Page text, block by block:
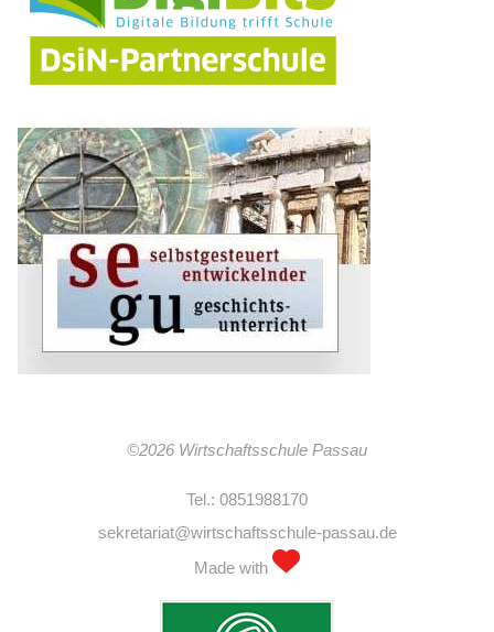
©2026 Wirtschaftsschule Passau
Tel.: 0851988170
sekretariat@wirtschaftsschule-passau.de
Made with